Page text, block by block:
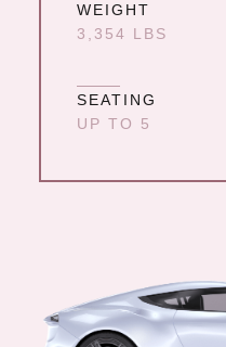
WEIGHT
3,354 LBS
SEATING
UP TO 5